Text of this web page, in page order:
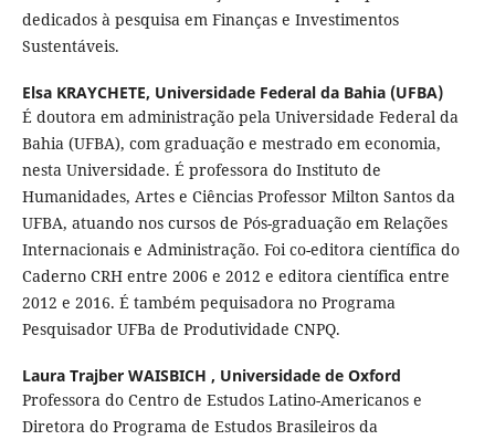
dedicados à pesquisa em Finanças e Investimentos
Sustentáveis.
Elsa KRAYCHETE, Universidade Federal da Bahia (UFBA)
É doutora em administração pela Universidade Federal da
Bahia (UFBA), com graduação e mestrado em economia,
nesta Universidade. É professora do Instituto de
Humanidades, Artes e Ciências Professor Milton Santos da
UFBA, atuando nos cursos de Pós-graduação em Relações
Internacionais e Administração. Foi co-editora científica do
Caderno CRH entre 2006 e 2012 e editora científica entre
2012 e 2016. É também pequisadora no Programa
Pesquisador UFBa de Produtividade CNPQ.
Laura Trajber WAISBICH , Universidade de Oxford
Professora do Centro de Estudos Latino-Americanos e
Diretora do Programa de Estudos Brasileiros da